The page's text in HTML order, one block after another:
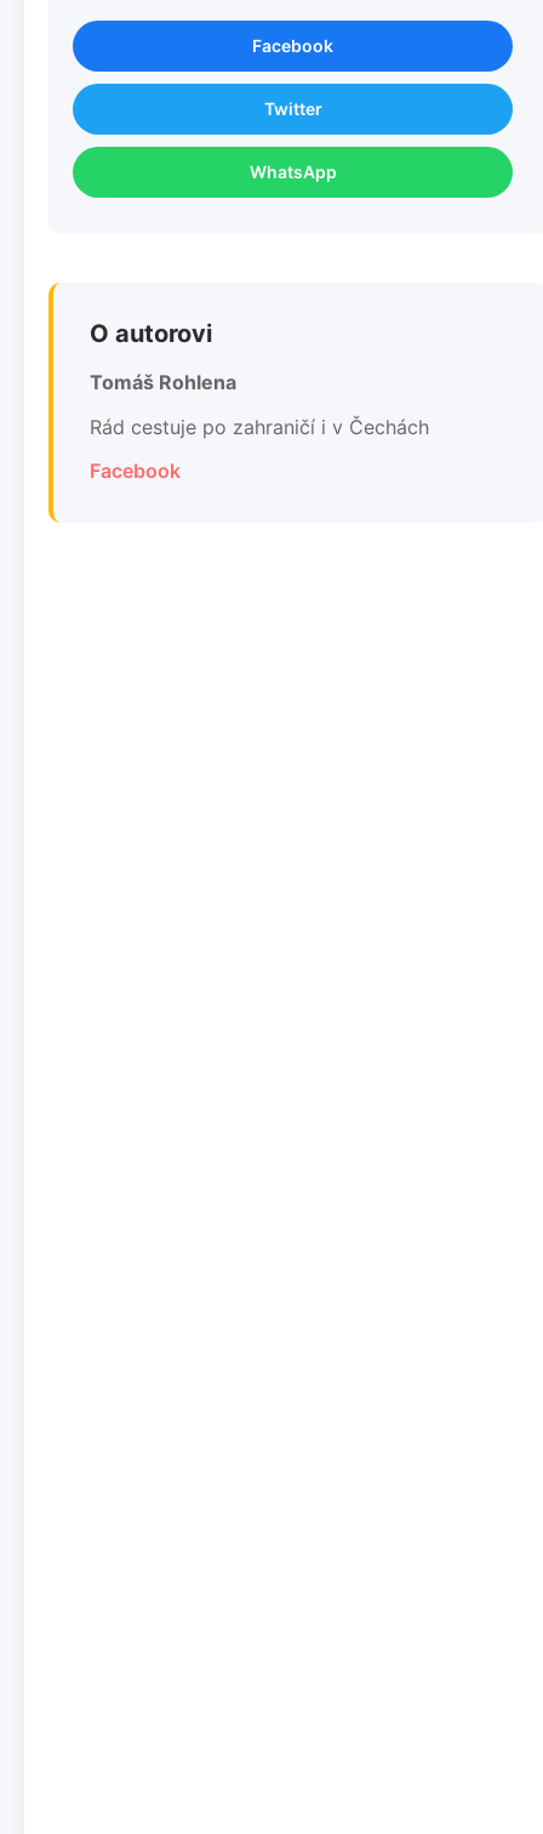
Facebook
Twitter
WhatsApp
O autorovi
Tomáš Rohlena
Rád cestuje po zahraničí i v Čechách
Facebook